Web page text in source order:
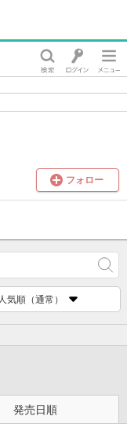
フォロー
人気順（通常）
発売日順